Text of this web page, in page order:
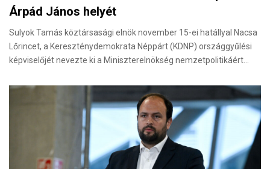
Árpád János helyét
Sulyok Tamás köztársasági elnök november 15-ei hatállyal Nacsa
Lőrincet, a Kereszténydemokrata Néppárt (KDNP) országgyűlési
képviselőjét nevezte ki a Miniszterelnökség nemzetpolitikáért…